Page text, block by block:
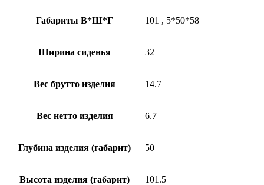
Габариты В*Ш*Г 101 , 5*50*58
Ширина сиденья 32
Вес брутто изделия 14.7
Вес нетто изделия 6.7
Глубина изделия (габарит) 50
Высота изделия (габарит) 101.5